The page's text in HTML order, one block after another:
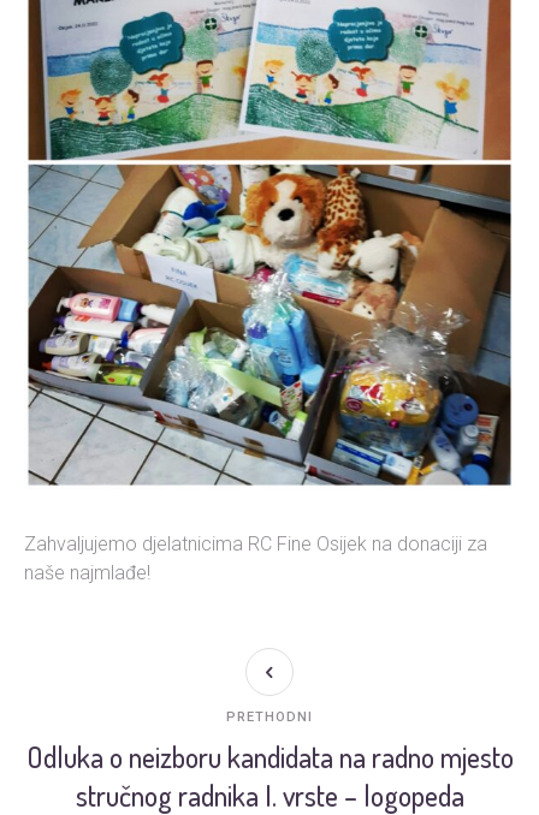
Zahvaljujemo djelatnicima RC Fine Osijek na donaciji za
naše najmlađe!
Odluka o neizboru kandidata na radno mjesto
stručnog radnika I. vrste – logopeda
PRETHODNI